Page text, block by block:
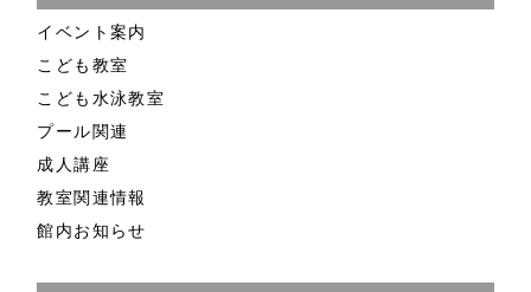
イベント案内
こども教室
こども水泳教室
プール関連
成人講座
教室関連情報
館内お知らせ